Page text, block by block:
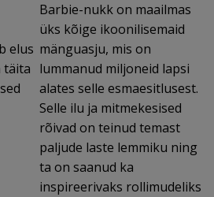
elus
täita
Barbie-nukk on maailmas
üks kõige ikoonilisemaid
mänguasju, mis on
lummanud miljoneid lapsi
alates selle esmaesitlusest.
Selle ilu ja mitmekesised
rõivad on teinud temast
paljude laste lemmiku ning
ta on saanud ka
inspireerivaks rollimudeliks